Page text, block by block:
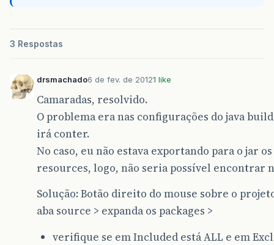
3 Respostas
drsmachado6 de fev. de 20121 like
Camaradas, resolvido.
O problema era nas configurações do java
irá conter.
No caso, eu não estava exportando para o jar
resources, logo, não seria possível encontrar
Solução: Botão direito do mouse sobre o
aba source > expanda os packages >
verifique se em Included está ALL e em